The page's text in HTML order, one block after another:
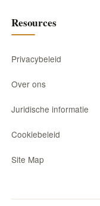
Resources
Privacybeleid
Over ons
Juridische informatie
Cookiebeleid
Site Map